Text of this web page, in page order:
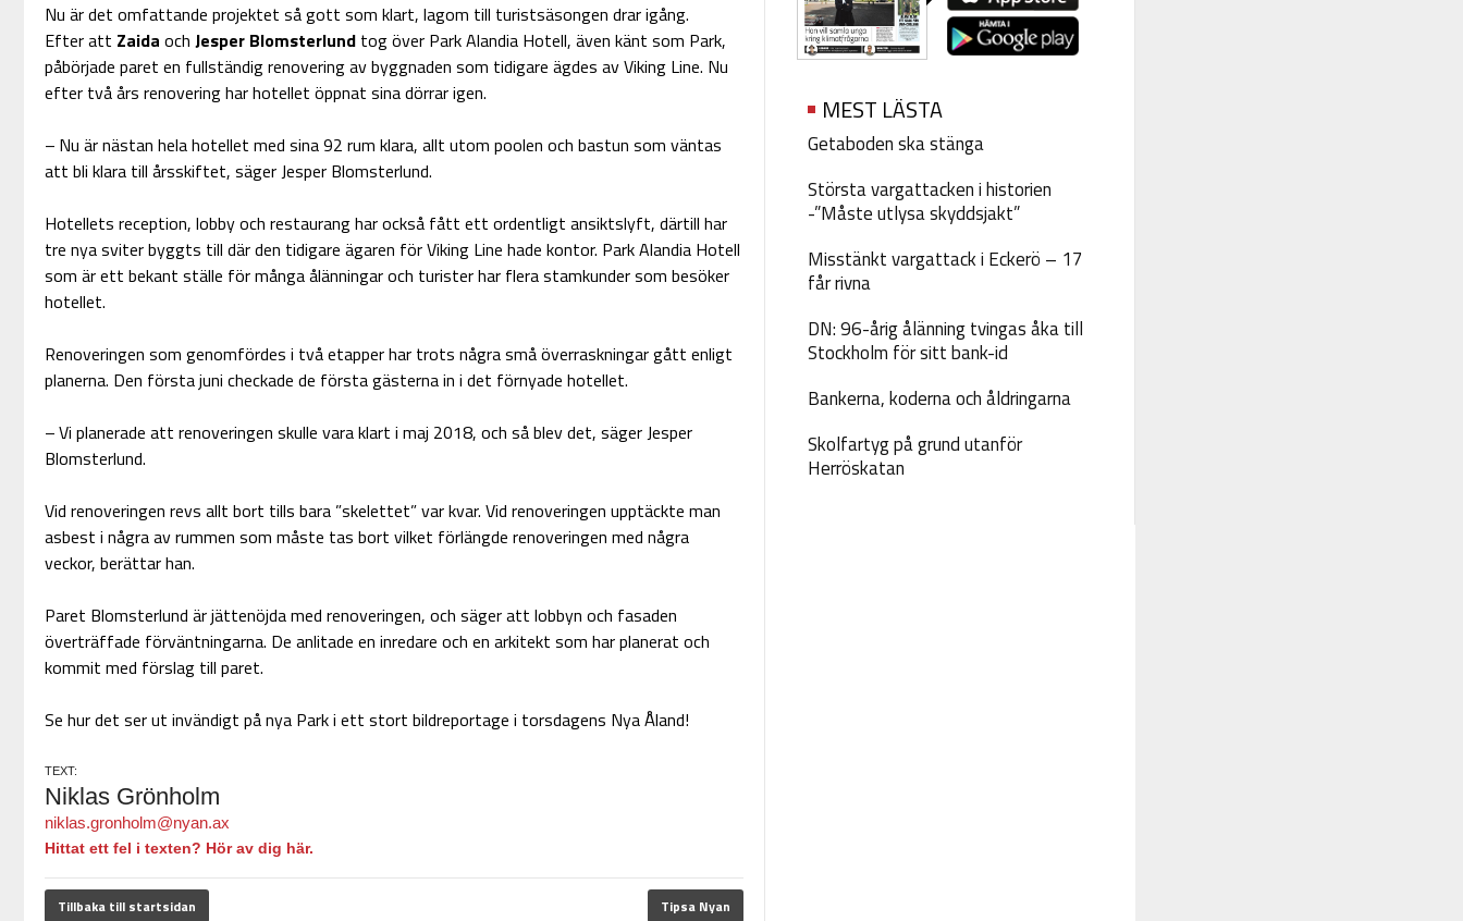
Nu är det omfattande projektet så gott som klart, lagom till turistsäsongen drar igång.
Efter att Zaida och Jesper Blomsterlundtog över Park Alandia Hotell, även känt som Park,
påbörjade paret en fullständig renovering av byggnaden som tidigare ägdes av Viking Line. Nu
efter två års renovering har hotellet öppnat sina dörrar igen.
– Nu är nästan hela hotellet med sina 92 rum klara, allt utom poolen och bastun som väntas
att bli klara till årsskiftet, säger Jesper Blomsterlund.
Hotellets reception, lobby och restaurang har också fått ett ordentligt ansiktslyft, därtill har
tre nya sviter byggts till där den tidigare ägaren för Viking Line hade kontor. Park Alandia Hotell
som är ett bekant ställe för många ålänningar och turister har flera stamkunder som besöker
hotellet.
Renoveringen som genomfördes i två etapper har trots några små överraskningar gått enligt
planerna. Den första juni checkade de första gästerna in i det förnyade hotellet.
– Vi planerade att renoveringen skulle vara klart i maj 2018, och så blev det, säger Jesper
Blomsterlund.
Vid renoveringen revs allt bort tills bara ”skelettet” var kvar. Vid renoveringen upptäckte man
asbest i några av rummen som måste tas bort vilket förlängde renoveringen med några
veckor, berättar han.
Paret Blomsterlund är jättenöjda med renoveringen, och säger att lobbyn och fasaden
överträffade förväntningarna. De anlitade en inredare och en arkitekt som har planerat och
kommit med förslag till paret.
Se hur det ser ut invändigt på nya Park i ett stort bildreportage i torsdagens Nya Åland!
TEXT:
Niklas Grönholm
niklas.gronholm@nyan.ax
Hittat ett fel i texten? Hör av dig här.
Tillbaka till startsidan Tipsa Nyan
MEST LÄSTA
Getaboden ska stänga
Största vargattacken i historien
-”Måste utlysa skyddsjakt”
Misstänkt vargattack i Eckerö – 17
får rivna
DN: 96-årig ålänning tvingas åka till
Stockholm för sitt bank-id
Bankerna, koderna och åldringarna
Skolfartyg på grund utanför
Herröskatan